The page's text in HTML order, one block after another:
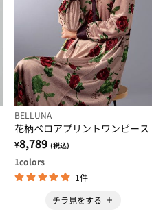
BELLUNA
花柄ベロアプリントワンピース
¥8,789 (税込)
1colors
1件
チラ見をする